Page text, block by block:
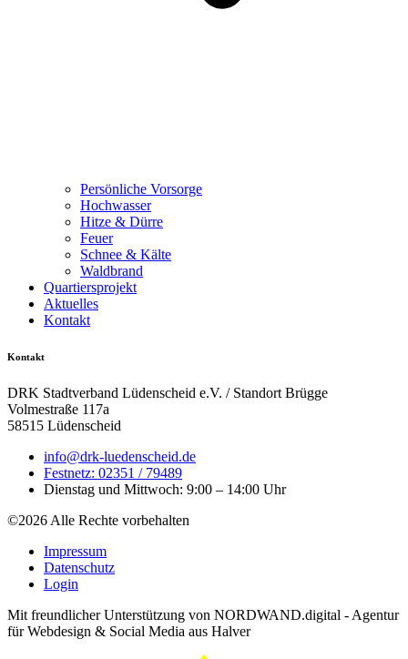
Persönliche Vorsorge
Hochwasser
Hitze & Dürre
Feuer
Schnee & Kälte
Waldbrand
Quartiersprojekt
Aktuelles
Kontakt
Kontakt
DRK Stadtverband Lüdenscheid e.V. / Standort Brügge
Volmestraße 117a
58515 Lüdenscheid
info@drk-luedenscheid.de
Festnetz: 02351 / 79489
Dienstag und Mittwoch: 9:00 – 14:00 Uhr
©2026 Alle Rechte vorbehalten
Impressum
Datenschutz
Login
Mit freundlicher Unterstützung von NORDWAND.digital - Agentur
für Webdesign & Social Media aus Halver